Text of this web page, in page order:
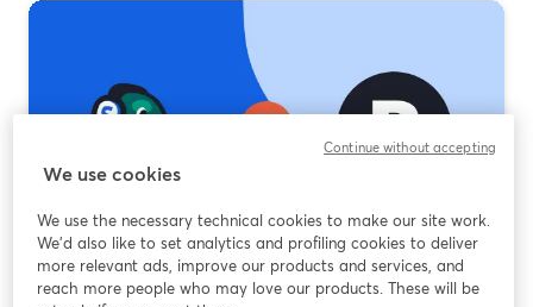
Restream vs StreamYard: Which Is the Best
We use cookies
We use the necessary technical cookies to make our site work.
We'd also like to set analytics and profiling cookies to deliver
more relevant ads, improve our products and services, and
reach more people who may love our products. These will be
Continue without accepting